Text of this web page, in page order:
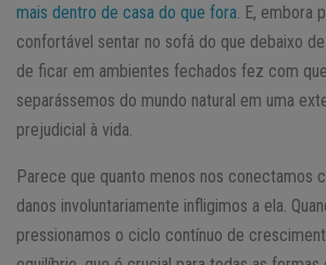
mais dentro de casa do que fora . E, embora
confortável sentar no sofá do que debaixo
de ficar em ambientes fechados fez com
separássemos do mundo natural em uma
prejudicial à vida.
Parece que quanto menos nos conectamos
danos involuntariamente infligimos a ela.
pressionamos o ciclo contínuo de